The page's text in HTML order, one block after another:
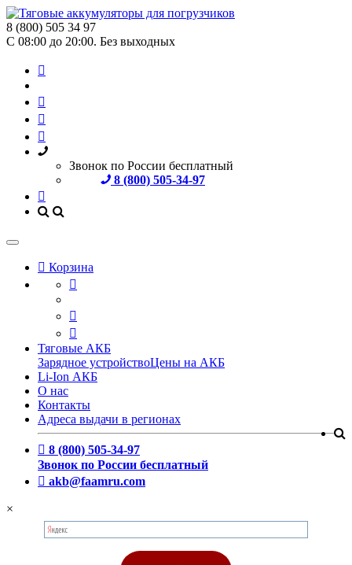
8 (800) 505 34 97
С 08:00 до 20:00. Без выходных
Звонок по России бесплатный
8 (800) 505-34-97
Корзина
Тяговые АКБ
Зарядное устройствоЦены на АКБ
Li-Ion АКБ
О нас
Контакты
Адреса выдачи в регионах
8 (800) 505-34-97
Звонок по России бесплатный
akb@faamru.com
×